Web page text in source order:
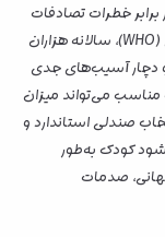
خطرات تصادفات
جاده‌ای است. طبق گزارش سازمان بهداشت جهانی (WHO)، سالانه هزاران
دچار آسیب‌های جدی
می‌تواند میزان
انتخاب صندلی استاندارد و
کودک به‌طور
صدمات